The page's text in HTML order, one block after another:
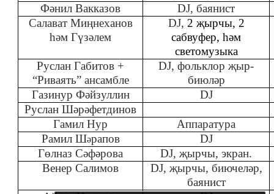
Фәнил Вакказов
DJ, баянист
Салават Миңнеханов
һәм Гүзәлем
DJ, 2 җырчы, 2
сабвуфер, һәм
светомузыка
Руслан Габитов +
“Риваять” ансамбле
DJ, фольклор җыр-
биюләр
Газинур Фәйзуллин
DJ
Руслан Шәрәфетдинов
Гамил Нур
Аппаратура
Рамил Шәрапов
DJ
Гөлназ Сәфәрова
DJ, җырчы, экран.
Венер Салимов
DJ, җырчы, биючеләр,
баянист